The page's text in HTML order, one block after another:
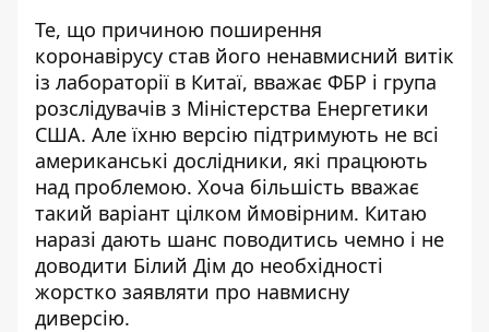
Те, що причиною поширення
коронавірусу став його ненавмисний витік
із лабораторії в Китаї, вважає ФБР і група
розслідувачів з Міністерства Енергетики
США. Але їхню версію підтримують не всі
американські дослідники, які працюють
над проблемою. Хоча більшість вважає
такий варіант цілком ймовірним. Китаю
наразі дають шанс поводитись чемно і не
доводити Білий Дім до необхідності
жорстко заявляти про навмисну
диверсію.